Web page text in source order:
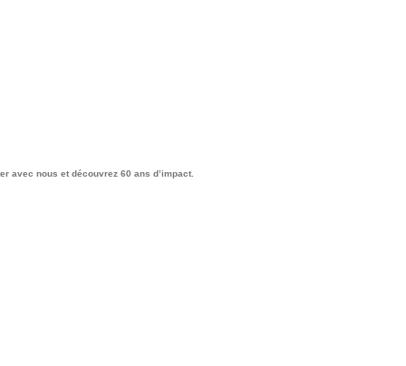
avec nous et découvrez 60 ans d’impact.